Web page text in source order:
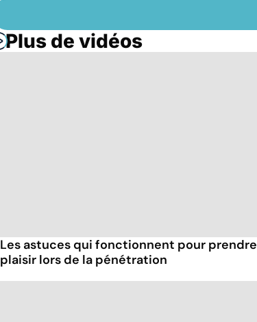
Plus de vidéos
Les astuces qui fonctionnent pour
plaisir lors de la pénétration